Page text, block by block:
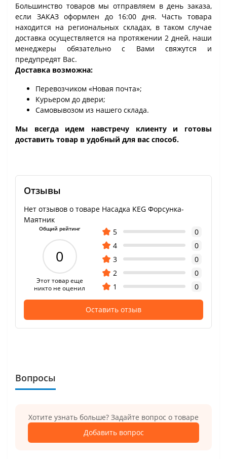
Большинство товаров мы отправляем в день заказа,
если ЗАКАЗ оформлен до 16:00 дня. Часть товара
находится на региональных складах, в таком случае
доставка осуществляется на протяжении 2 дней, наши
менеджеры обязательно с Вами свяжутся и
предупредят Вас.
Доставка возможна:
Перевозчиком «Новая почта»;
Курьером до двери;
Самовывозом из нашего склада.
Мы всегда идем навстречу клиенту и готовы
доставить товар в удобный для вас способ.
Отзывы
Нет отзывов о товаре Насадка KEG Форсунка-
Маятник
Общий рейтинг
0
Этот товар еще
никто не оценил
5
0
4
0
3
0
2
0
1
0
Оставить отзыв
Вопросы
Хотите узнать больше? Задайте вопрос о товаре
Добавить вопрос